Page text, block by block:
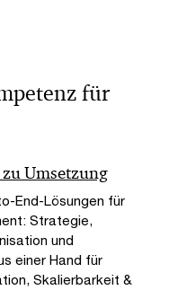
für
Umsetzung
End-Lösungen für
Strategie,
und
einer Hand für
Skalierbarkeit &